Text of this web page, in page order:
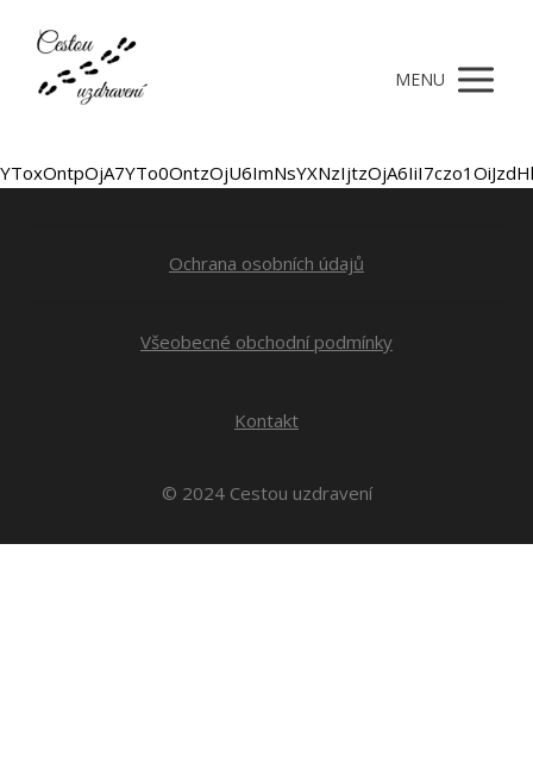
MENU
Ochrana osobních údajů
Všeobecné obchodní podmínky
Kontakt
© 2024 Cestou uzdravení